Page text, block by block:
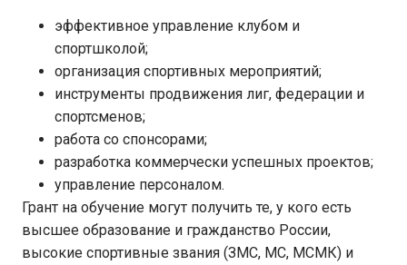
эффективное управление клубом и
спортшколой;
организация спортивных мероприятий;
инструменты продвижения лиг, федерации и
спортсменов;
работа со спонсорами;
разработка коммерчески успешных проектов;
управление персоналом.
Грант на обучение могут получить те, у кого есть
высшее образование и гражданство России,
высокие спортивные звания (ЗМС, МС, МСМК) и